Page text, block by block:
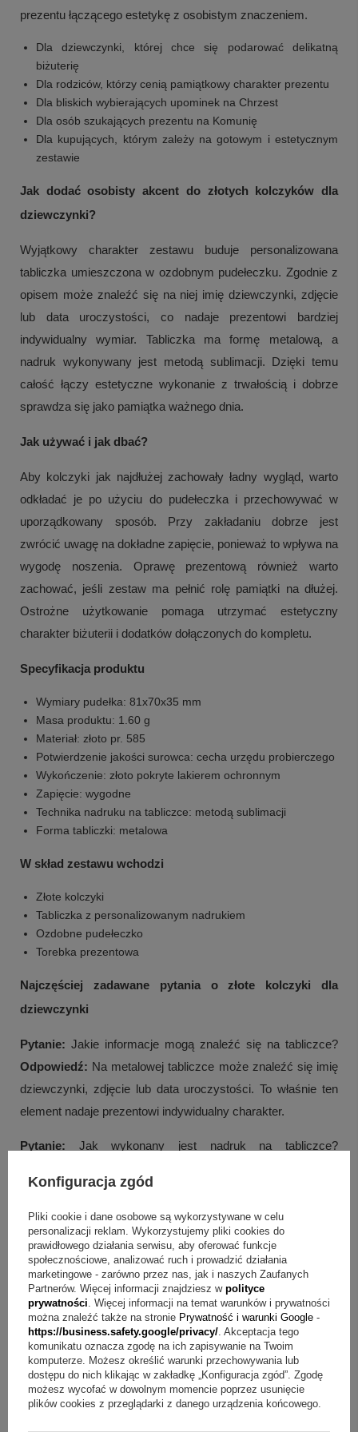
+3
prezentu łączącego estetykę z osobistym znaczeniem.
Dla dziewczynki, której chce się podarować delikatną
biżuterię
Dla rodziców, którzy cenią pamiątkowy charakter prezentu
Dla bliskich wybierających upominek na Chrzest
Dla osób szukających prezentu na Komunię
Dla kupujących, którym zależy na gotowym i estetycznym
zestawie
Jak dodać osobisty akcent do złotych kolczyków dla
dziewczynki?
Wyjątkowy charakter zestawu buduje personalizowana
tabliczka umieszczona w ozdobnym pudełeczku. Zgodnie z
opisem może znaleźć się na niej imię dziewczynki, zdjęcie
lub data uroczystości, co nadaje prezentowi bardziej
indywidualny wymiar. Tabliczka ma formę metalową, a
nadruk wykonywany jest metodą sublimacji. Dzięki temu
całość łączy estetyczne wykonanie z trwałością i dobrze
sprawdza się jako pamiątka ważnego dnia.
Jak używać i jak dbać?
Aby kolczyki jak najdłużej zachowały ładny wygląd, warto
odkładać je po użyciu do pudełeczka i przechowywać w
uporządkowany sposób. Przy zakładaniu dobrze jest
zwrócić uwagę na dokładne zapięcie, ponieważ to wpływa na
wygodę noszenia. Oprawę prezentową również warto
zachować, jeśli zestaw ma pełnić rolę pamiątki na dłużej.
Ostrożne użytkowanie pomaga utrzymać estetyczny
charakter biżuterii i dodatków dołączonych do kompletu.
Specyfikacja produktu
Wymiary pudełka: 81x70x35 mm
Masa produktu: 1.60 g
Materiał: złoto pr. 585
Potwierdzenie jakości surowca: cecha urzędu probierczego
Wykończenie: złoto pokryte lakierem ochronnym
Zapięcie: wygodne
Technika nadruku na tabliczce: metodą sublimacji
Forma tabliczki: metalowa
W skład zestawu wchodzi
Złote kolczyki
Tabliczka z personalizowanym nadrukiem
Ozdobne pudełeczko
Torebka prezentowa
Najczęściej zadawane pytania o złote kolczyki dla
dziewczynki
Pytanie: Jakie informacje mogą znaleźć się na tabliczce?
Odpowiedź: Na metalowej tabliczce może znaleźć się imię
dziewczynki, zdjęcie lub data uroczystości. To właśnie ten
element nadaje prezentowi indywidualny charakter.
Pytanie: Jak wykonany jest nadruk na tabliczce?
Według opisu zapewnia ona estetyczne wykonanie i wysoką
trwałość.
Pytanie:Czy ten zestaw nadaje się na Chrzest lub
Komunię?Odpowiedź:Tak, produkt został wskazany jako
pamiątka Chrztu i Komunii. Dzięki personalizowanej
tabliczce i gotowej oprawie dobrze pasuje do takich
uroczystości.
Pytanie: Jak zapakowany jest produkt?Odpowiedź:
Kolczyki umieszczane są w ozdobnym pudełeczku z
Konfiguracja zgód
Pliki cookie i dane osobowe są wykorzystywane w celu
personalizacji reklam. Wykorzystujemy pliki cookies do
prawidłowego działania serwisu, aby oferować funkcje
społecznościowe, analizować ruch i prowadzić działania
marketingowe - zarówno przez nas, jak i naszych Zaufanych
Partnerów. Więcej informacji znajdziesz w polityce
prywatności . Więcej informacji na temat warunków i prywatności
można znaleźć także na stronie Prywatność i warunki Google -
https://business.safety.google/privacy/ . Akceptacja tego
komunikatu oznacza zgodę na ich zapisywanie na Twoim
komputerze. Możesz określić warunki przechowywania lub
dostępu do nich klikając w zakładkę „Konfiguracja zgód”. Zgodę
możesz wycofać w dowolnym momencie poprzez usunięcie
plików cookies z przeglądarki z danego urządzenia końcowego.